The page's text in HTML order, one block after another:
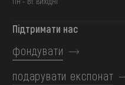
Підтримати нас
фондувати
подарувати експонат